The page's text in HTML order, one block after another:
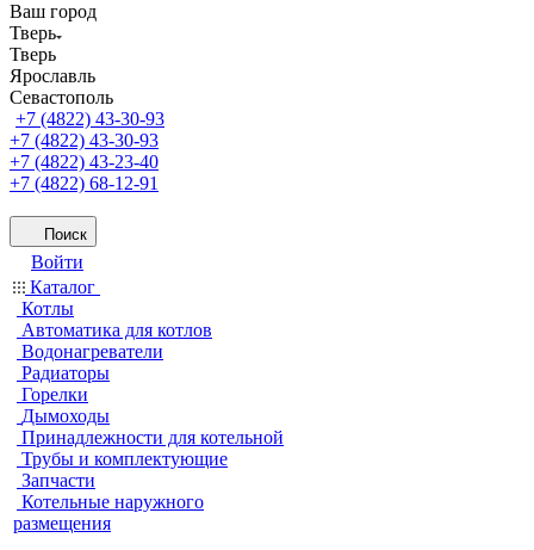
Ваш город
Тверь
Тверь
Ярославль
Севастополь
+7 (4822) 43-30-93
+7 (4822) 43-30-93
+7 (4822) 43-23-40
+7 (4822) 68-12-91
Поиск
Войти
Каталог
Котлы
Автоматика для котлов
Водонагреватели
Радиаторы
Горелки
Дымоходы
Принадлежности для котельной
Трубы и комплектующие
Запчасти
Котельные наружного
размещения